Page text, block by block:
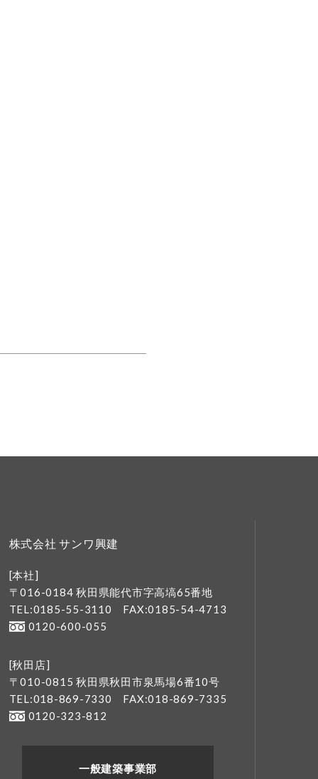
株式会社 サンワ興建
[本社]
〒016-0184 秋田県能代市字高塙65番地
TEL:0185-55-3110
FAX:0185-54-4713
0120-600-055
[秋田店]
〒010-0815 秋田県秋田市泉馬場6番10号
TEL:018-869-7330
FAX:018-869-7335
0120-323-812
一般建築事業部